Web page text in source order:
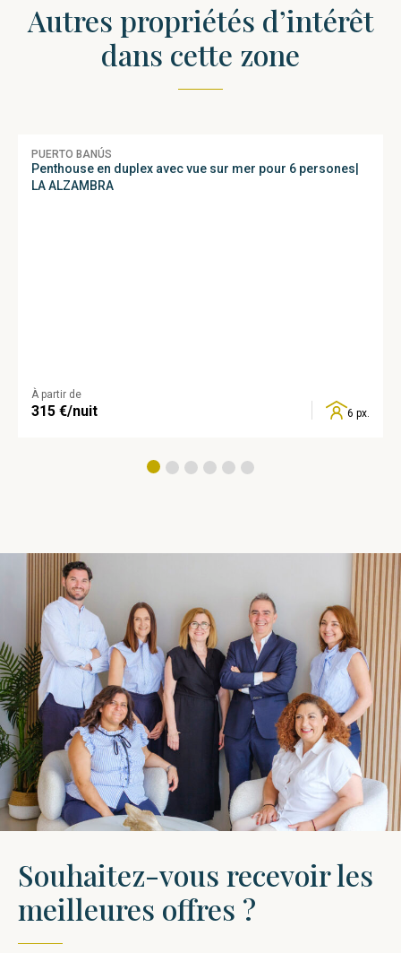
Autres propriétés d’intérêt
dans cette zone
PUERTO BANÚS
Penthouse en duplex avec vue sur mer pour 6 persones|
LA ALZAMBRA
À partir de
315 €/nuit 6 px.
Souhaitez-vous recevoir les
meilleures offres ?